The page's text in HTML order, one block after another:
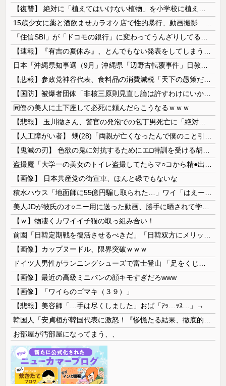
同僚の美人に土下座して必死に頼んだらこうなるｗｗｗ
【画像】 日本共産党の街宣車、ほんと碌でもないな
【ｗ】物凄くカワイイ子猫の取っ組み合い！
【画像】カップヌードル、限界突破ｗｗｗ
【画像】最近の高級ミニバンの顔キモすぎだろwww
【画像】「ワイらのゴマキ（３９）」
【悲報】美容師「…手は尽くしました」おば「ｱｯ…ｯｽ…」→
お部屋が汚部屋になってまう、、